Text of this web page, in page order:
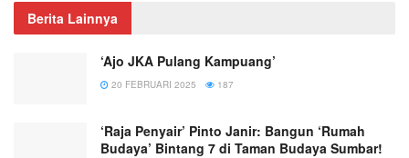
Berita Lainnya
‘Ajo JKA Pulang Kampuang’
20 FEBRUARI 2025 187
‘Raja Penyair’ Pinto Janir: Bangun ‘Rumah
Budaya’ Bintang 7 di Taman Budaya Sumbar!